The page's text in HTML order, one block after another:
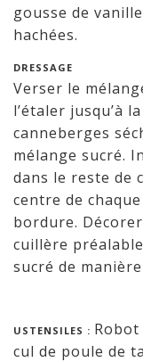
gousse de
hachées.
DRESSAGE
Verser le
l’étaler jusqu’à
canneberges
mélange sucré.
dans le reste de
centre de
bordure.
cuillère
sucré de
USTENSILES :
cul de poule de